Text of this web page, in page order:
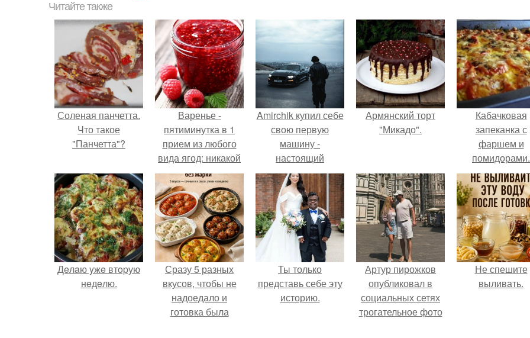
Читайте также
Соленая панчетта.
Что такое
"Панчетта"?
Варенье -
пятиминутка в 1
прием из любого
вида ягод: никакой
длительной варки,
все витамины на
месте!
Amirchik купил себе
свою первую
машину -
настоящий
автомобиль мечты
для многих
автолюбителей.
Армянский торт
"Микадо".
Кабачковая
запеканка с
фаршем и
помидорами.
Дeлaю yжe втopую
нeдeлю.
Сразу 5 разных
вкусов, чтобы не
надоедало и
готовка была
Ты только
представь себе эту
историю.
Артур пирожков
опубликовал в
социальных сетях
трогательное фото
Не спешите
выливать.